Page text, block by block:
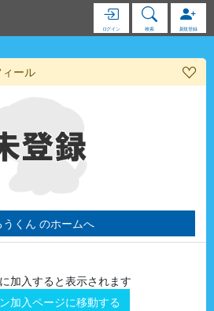
ログイン 検索 新規登録
ール
うくん のホームへ
加入すると表示されます
加入ページに移動する